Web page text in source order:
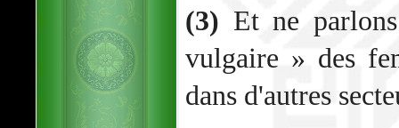
(3) Et ne
vulgaire » des
dans d'autres